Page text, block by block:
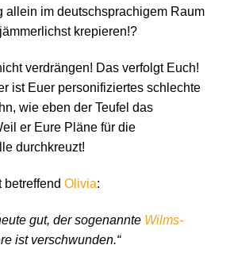
allein im deutschsprachigem Raum
krepieren!?
verdrängen! Das verfolgt Euch!
ist Euer personifiziertes schlechte
wie eben der Teufel das
er Eure Pläne für die
durchkreuzt!
betreffend Olivia:
gut, der sogenannte Wilms-
ist verschwunden.“